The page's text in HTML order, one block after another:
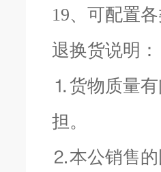
19、可配置
退换货说明
⒈货物质量有
担。
⒉本公销售的